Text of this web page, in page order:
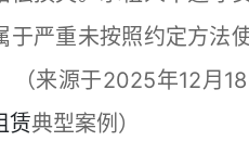
于严重未按照约定方法
（来源于2025年12月
赁典型案例）